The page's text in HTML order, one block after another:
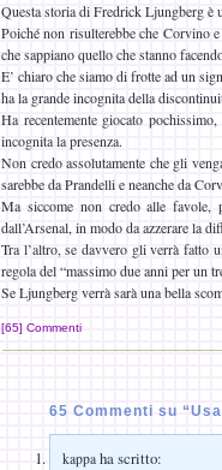
Questa storia di Fredrick Ljungberg è
Poiché non risulterebbe che Corvino
che sappiano quello che stanno
E’ chiaro che siamo di frotte ad un
ha la grande incognita della
Ha recentemente giocato
incognita la presenza.
Non credo assolutamente che gli
sarebbe da Prandelli e neanche da
Ma siccome non credo alle favole,
dall’Arsenal, in modo da azzerare la
Tra l’altro, se davvero gli verrà fatto
regola del “massimo due anni per un
Se Ljungberg verrà sarà una bella
[65] Commenti
65 Commenti su
kappa ha scritto: